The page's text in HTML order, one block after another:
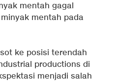
mentah gagal
mentah pada
ke posisi terendah
productions di
menjadi salah